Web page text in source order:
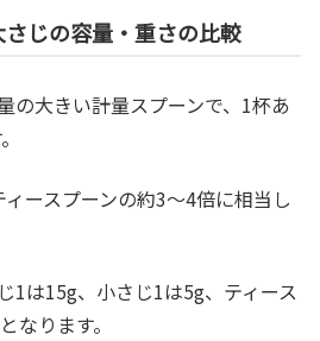
じの容量・重さの比較
の大きい計量スプーンで、1杯あ
ースプーンの約3〜4倍に相当し
1は15g、小さじ1は5g、ティース
なります。